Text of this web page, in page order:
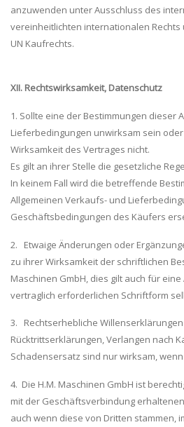
anzuwenden unter Ausschluss des
vereinheitlichten internationalen Rechts
UN Kaufrechts.
XII. Rechtswirksamkeit, Datenschutz
1. Sollte eine der Bestimmungen dieser
Lieferbedingungen unwirksam sein
Wirksamkeit des Vertrages nicht.
Es gilt an ihrer Stelle die gesetzliche
In keinem Fall wird die betreffende
Allgemeinen Verkaufs- und
Geschäftsbedingungen des Käufers
2. Etwaige Änderungen oder
zu ihrer Wirksamkeit der schriftlichen
Maschinen GmbH, dies gilt auch für
vertraglich erforderlichen Schriftform
3. Rechtserhebliche
Rücktrittserklärungen, Verlangen nach
Schadensersatz sind nur wirksam,
4. Die H.M. Maschinen GmbH ist
mit der Geschäftsverbindung
auch wenn diese von Dritten stammen,